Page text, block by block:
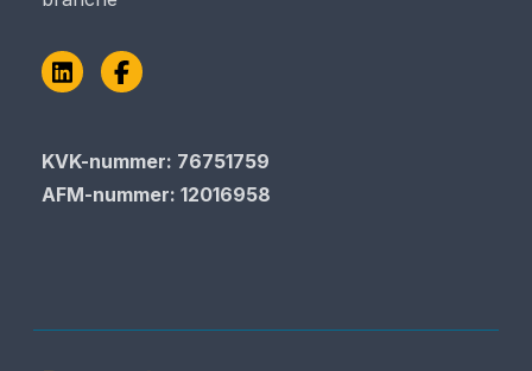
LinkedInFacebook
KVK-nummer: 76751759
AFM-nummer: 12016958